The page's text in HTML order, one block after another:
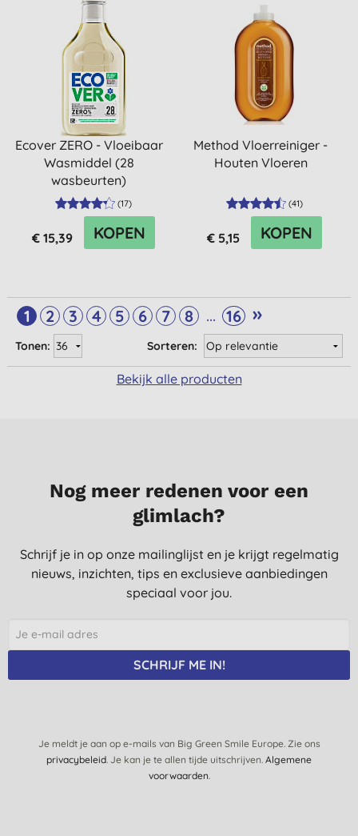
Ecover ZERO - Vloeibaar
Wasmiddel (28
wasbeurten)
(17)
€ 15,39 KOPEN
Method Vloerreiniger -
Houten Vloeren
(41)
€ 5,15 KOPEN
1 2 3 4 5 6 7 8 ... 16 »
Sorteren:
Tonen:
Bekijk alle producten
Nog meer redenen voor een
glimlach?
Schrijf je in op onze mailinglijst en je krijgt regelmatig
nieuws, inzichten, tips en exclusieve aanbiedingen
speciaal voor jou.
SCHRIJF ME IN!
Je meldt je aan op e-mails van Big Green Smile Europe. Zie ons
privacybeleid. Je kan je te allen tijde uitschrijven. Algemene
voorwaarden.